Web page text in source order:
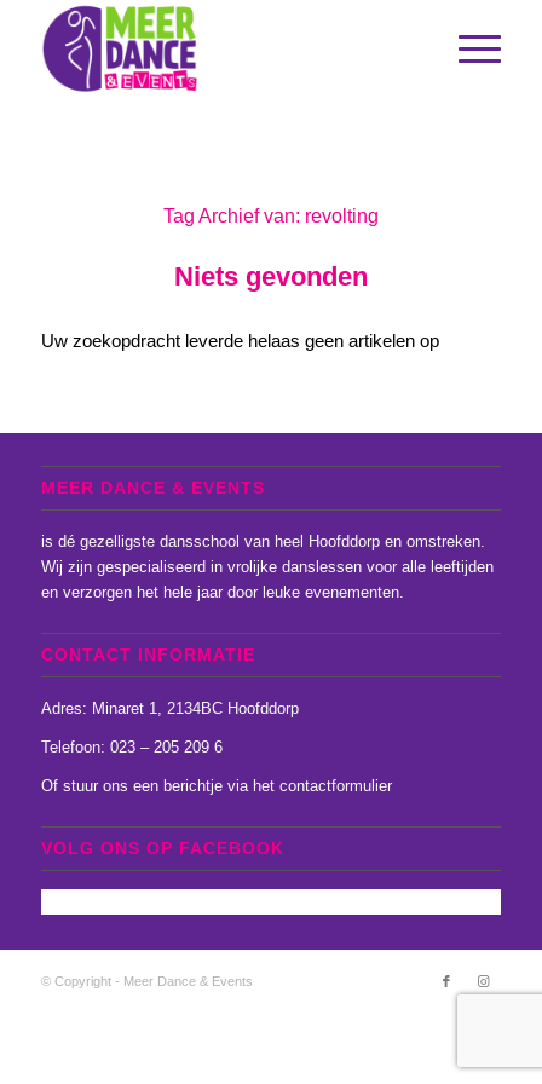
Tag Archief van: revolting
Niets gevonden
Uw zoekopdracht leverde helaas geen artikelen op
MEER DANCE & EVENTS
is dé gezelligste dansschool van heel Hoofddorp en omstreken.
Wij zijn gespecialiseerd in vrolijke danslessen voor alle leeftijden
en verzorgen het hele jaar door leuke evenementen.
CONTACT INFORMATIE
Adres: Minaret 1, 2134BC Hoofddorp
Telefoon: 023 – 205 209 6
Of stuur ons een berichtjevia het contactformulier
VOLG ONS OP FACEBOOK
© Copyright - Meer Dance & Events